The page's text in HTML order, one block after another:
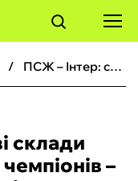
ПСЖ – Інтер: стартові склади команд на фінал Ліги чемпіонів – ексгравець Шахтаря зіграє з перших хвилин
склади
–